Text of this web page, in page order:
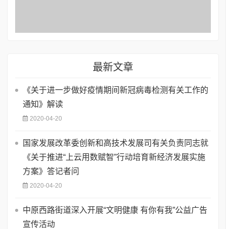
最新文章
《关于进一步做好疫情期间新冠病毒检测有关工作的
通知》解读
2020-04-20
国家发展改革委创新和高技术发展司有关负责同志就
《关于推进“上云用数赋智”行动培育新经济发展实施
方案》答记者问
2020-04-20
中原西路街道深入开展“文明健康 有你有我”公益广告
宣传活动